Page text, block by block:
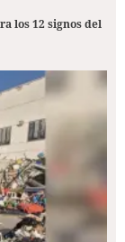
los 12 signos del